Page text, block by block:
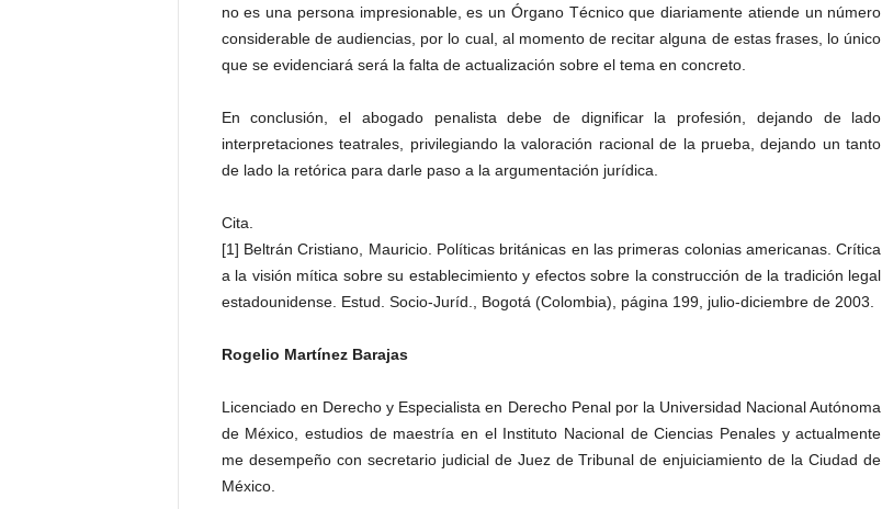
no es una persona impresionable, es un Órgano Técnico que diariamente atiende un número
considerable de audiencias, por lo cual, al momento de recitar alguna de estas frases, lo único
que se evidenciará será la falta de actualización sobre el tema en concreto.
En conclusión, el abogado penalista debe de dignificar la profesión, dejando de lado
interpretaciones teatrales, privilegiando la valoración racional de la prueba, dejando un tanto
de lado la retórica para darle paso a la argumentación jurídica.
Cita.
[1] Beltrán Cristiano, Mauricio. Políticas británicas en las primeras colonias americanas. Crítica
a la visión mítica sobre su establecimiento y efectos sobre la construcción de la tradición legal
estadounidense. Estud. Socio-Juríd., Bogotá (Colombia), página 199, julio-diciembre de 2003.
Rogelio Martínez Barajas
Licenciado en Derecho y Especialista en Derecho Penal por la Universidad Nacional Autónoma
de México, estudios de maestría en el Instituto Nacional de Ciencias Penales y actualmente
me desempeño con secretario judicial de Juez de Tribunal de enjuiciamiento de la Ciudad de
México.